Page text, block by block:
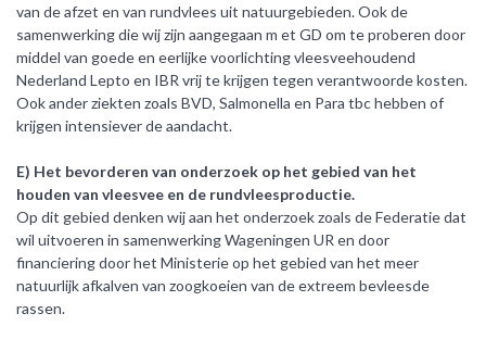
van de afzet en van rundvlees uit natuurgebieden. Ook de
samenwerking die wij zijn aangegaan m et GD om te proberen door
middel van goede en eerlijke voorlichting vleesveehoudend
Nederland Lepto en IBR vrij te krijgen tegen verantwoorde kosten.
Ook ander ziekten zoals BVD, Salmonella en Para tbc hebben of
krijgen intensiever de aandacht.
E) Het bevorderen van onderzoek op het gebied van het
houden van vleesvee en de rundvleesproductie.
Op dit gebied denken wij aan het onderzoek zoals de Federatie dat
wil uitvoeren in samenwerking Wageningen UR en door
financiering door het Ministerie op het gebied van het meer
natuurlijk afkalven van zoogkoeien van de extreem bevleesde
rassen.